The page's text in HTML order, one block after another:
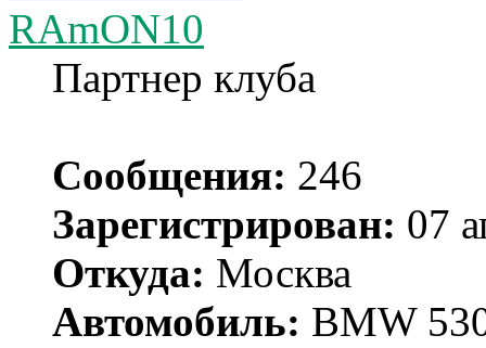
RAmON10
Партнер клуба
Сообщения: 246
Зарегистрирован: 07
Откуда: Москва
Автомобиль: BMW